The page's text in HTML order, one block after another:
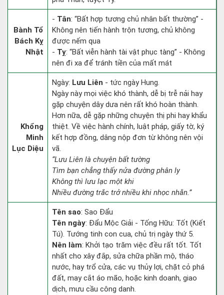
Bành Tổ
Bách Kỵ
Nhật
- Tân: “Bất hợp tương chủ nhân bất thường” -
Không nên tiến hành trộn tương, chủ không
được nếm qua
- Tỵ: “Bất viễn hành tài vật phục tàng” - Không
nên đi xa để tránh tiền của mất mát
Khổng
Minh
Lục Diệu
Ngày: Lưu Liên - tức ngày Hung.
Ngày này mọi việc khó thành, dễ bị trễ nải hay
gặp chuyện dây dưa nên rất khó hoàn thành.
Hơn nữa, dễ gặp những chuyện thị phi hay khẩu
thiệt. Về việc hành chính, luật pháp, giấy tờ, ký
kết hợp đồng, dâng nộp đơn từ không nên vội
vã.
“Lưu Liên là chuyện bất tường
Tìm bạn chẳng thấy nửa đường phân ly
Không thì lưu lạc một khi
Nhiều đường trắc trở nhiều khi nhọc nhằn.”
Tên sao: Sao Đẩu
Tên ngày: Đẩu Mộc Giải - Tống Hữu: Tốt (Kiết
Tú). Tướng tinh con cua, chủ trị ngày thứ 5.
Nên làm: Khởi tạo trăm việc đều rất tốt. Tốt
nhất cho xây đắp, sửa chữa phần mộ, tháo
nước, hay trổ cửa, các vụ thủy lợi, chặt cỏ phá
đất, may cắt áo mão, hoặc kinh doanh, giao
dịch, mưu cầu công danh.